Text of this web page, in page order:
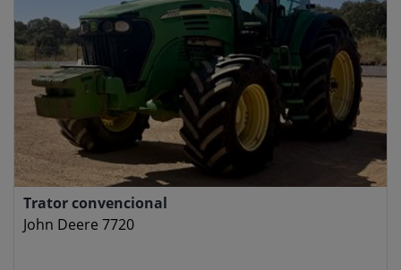
Trator convencional
John Deere 7720